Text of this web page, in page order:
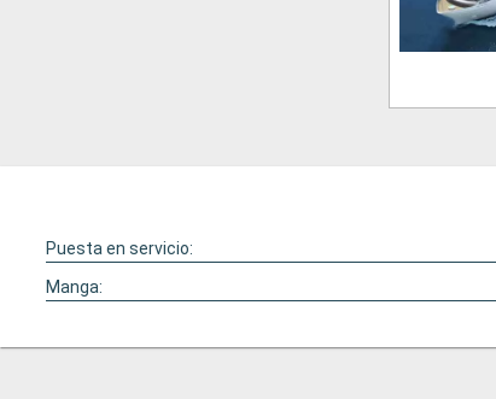
Puesta en servicio:
Manga: